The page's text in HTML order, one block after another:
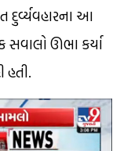
દુર્વ્યવહારના આ
ઊભા કર્યા
હતી.